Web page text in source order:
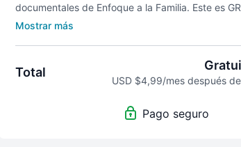
documentales de Enfoque a la Familia. Este es
primeros 7 días y luego se mantendrá activo por
Total
USD $4,99/mes después
Pago seguro